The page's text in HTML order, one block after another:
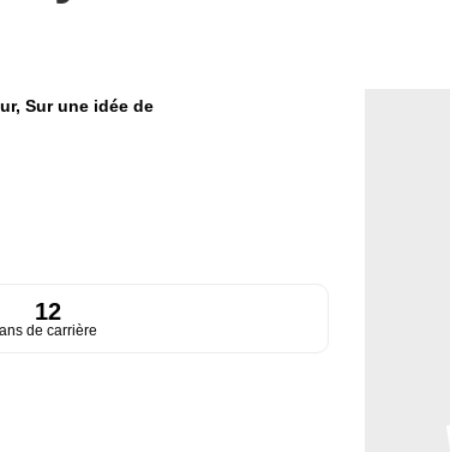
Sur une idée de
12
ans de carrière